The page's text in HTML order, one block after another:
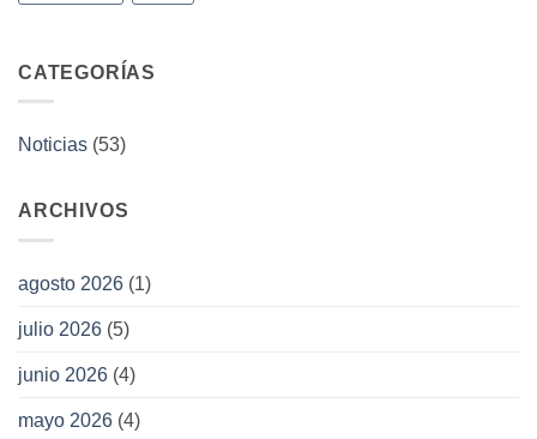
CATEGORÍAS
Noticias (53)
ARCHIVOS
agosto 2026 (1)
julio 2026 (5)
junio 2026 (4)
mayo 2026 (4)